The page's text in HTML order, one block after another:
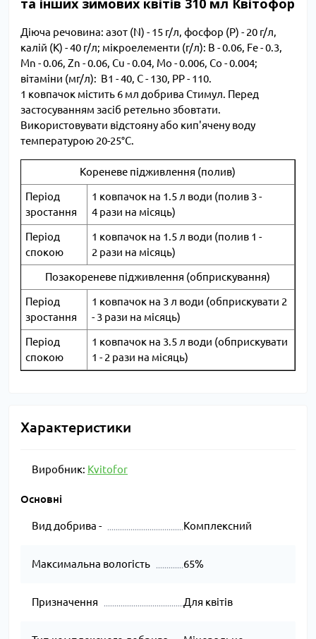
та інших зимових квітів 310 мл Квітофор
Діюча речовина: азот (N) - 15 г/л, фосфор (Р) - 20 г/л,
калій (К) - 40 г/л; мікроелементи (г/л): B - 0.06, Fe - 0.3,
Mn - 0.06, Zn - 0.06, Cu - 0.04, Mo - 0.006, Co - 0.004;
вітаміни (мг/л): В1 - 40, С - 130, РР - 110.
1 ковпачок містить 6 мл добрива Стимул. Перед
застосуванням засіб ретельно збовтати.
Використовувати відстояну або кип'ячену воду
температурою 20-25°C.
Кореневе підживлення (полив)
Період
зростання
1 ковпачок на 1.5 л води (полив 3 -
4 рази на місяць)
Період
спокою
1 ковпачок на 1.5 л води (полив 1 -
2 рази на місяць)
Позакореневе підживлення (обприскування)
Період
зростання
1 ковпачок на 3 л води (обприскувати 2
- 3 рази на місяць)
Період
спокою
1 ковпачок на 3.5 л води (обприскувати
1 - 2 рази на місяць)
Характеристики
Виробник: Kvitofor
Основні
Вид добрива - Комплексний
Максимальна вологість 65%
Призначення Для квітів